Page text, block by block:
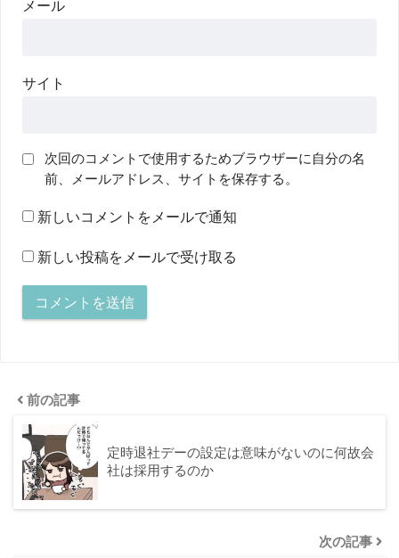
メール
サイト
次回のコメントで使用するためブラウザーに自分の名
前、メールアドレス、サイトを保存する。
新しいコメントをメールで通知
新しい投稿をメールで受け取る
前の記事
定時退社デーの設定は意味がないのに何故会
社は採用するのか
次の記事